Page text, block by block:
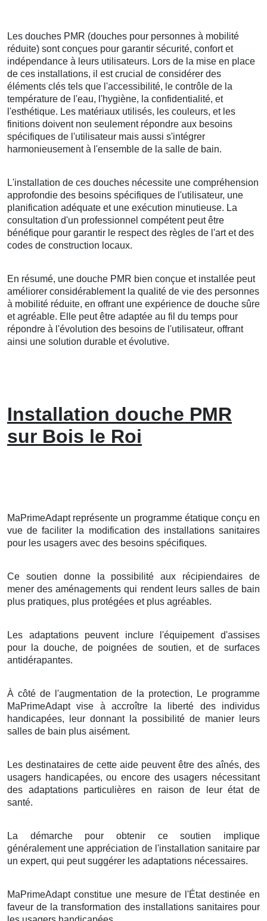
Les douches PMR (douches pour personnes à mobilité
réduite) sont conçues pour garantir sécurité, confort et
indépendance à leurs utilisateurs. Lors de la mise en place
de ces installations, il est crucial de considérer des
éléments clés tels que l'accessibilité, le contrôle de la
température de l'eau, l'hygiène, la confidentialité, et
l'esthétique. Les matériaux utilisés, les couleurs, et les
finitions doivent non seulement répondre aux besoins
spécifiques de l'utilisateur mais aussi s'intégrer
harmonieusement à l'ensemble de la salle de bain.
L'installation de ces douches nécessite une compréhension
approfondie des besoins spécifiques de l'utilisateur, une
planification adéquate et une exécution minutieuse. La
consultation d'un professionnel compétent peut être
bénéfique pour garantir le respect des règles de l'art et des
codes de construction locaux.
En résumé, une douche PMR bien conçue et installée peut
améliorer considérablement la qualité de vie des personnes
à mobilité réduite, en offrant une expérience de douche sûre
et agréable. Elle peut être adaptée au fil du temps pour
répondre à l'évolution des besoins de l'utilisateur, offrant
ainsi une solution durable et évolutive.
Installation douche PMR
sur Bois le Roi
MaPrimeAdapt représente un programme étatique conçu en
vue de faciliter la modification des installations sanitaires
pour les usagers avec des besoins spécifiques.
Ce soutien donne la possibilité aux récipiendaires de
mener des aménagements qui rendent leurs salles de bain
plus pratiques, plus protégées et plus agréables.
Les adaptations peuvent inclure l'équipement d'assises
pour la douche, de poignées de soutien, et de surfaces
antidérapantes.
À côté de l'augmentation de la protection, Le programme
MaPrimeAdapt vise à accroître la liberté des individus
handicapées, leur donnant la possibilité de manier leurs
salles de bain plus aisément.
Les destinataires de cette aide peuvent être des aînés, des
usagers handicapées, ou encore des usagers nécessitant
des adaptations particulières en raison de leur état de
santé.
La démarche pour obtenir ce soutien implique
généralement une appréciation de l'installation sanitaire par
un expert, qui peut suggérer les adaptations nécessaires.
MaPrimeAdapt constitue une mesure de l'État destinée en
faveur de la transformation des installations sanitaires pour